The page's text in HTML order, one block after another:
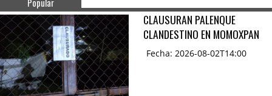
CLAUSURAN PALENQUE
CLANDESTINO EN MOMOXPAN
Fecha: 2026-08-02T14:00